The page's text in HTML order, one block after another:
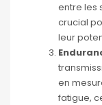
entre les
crucial
leur
en
fatigue,